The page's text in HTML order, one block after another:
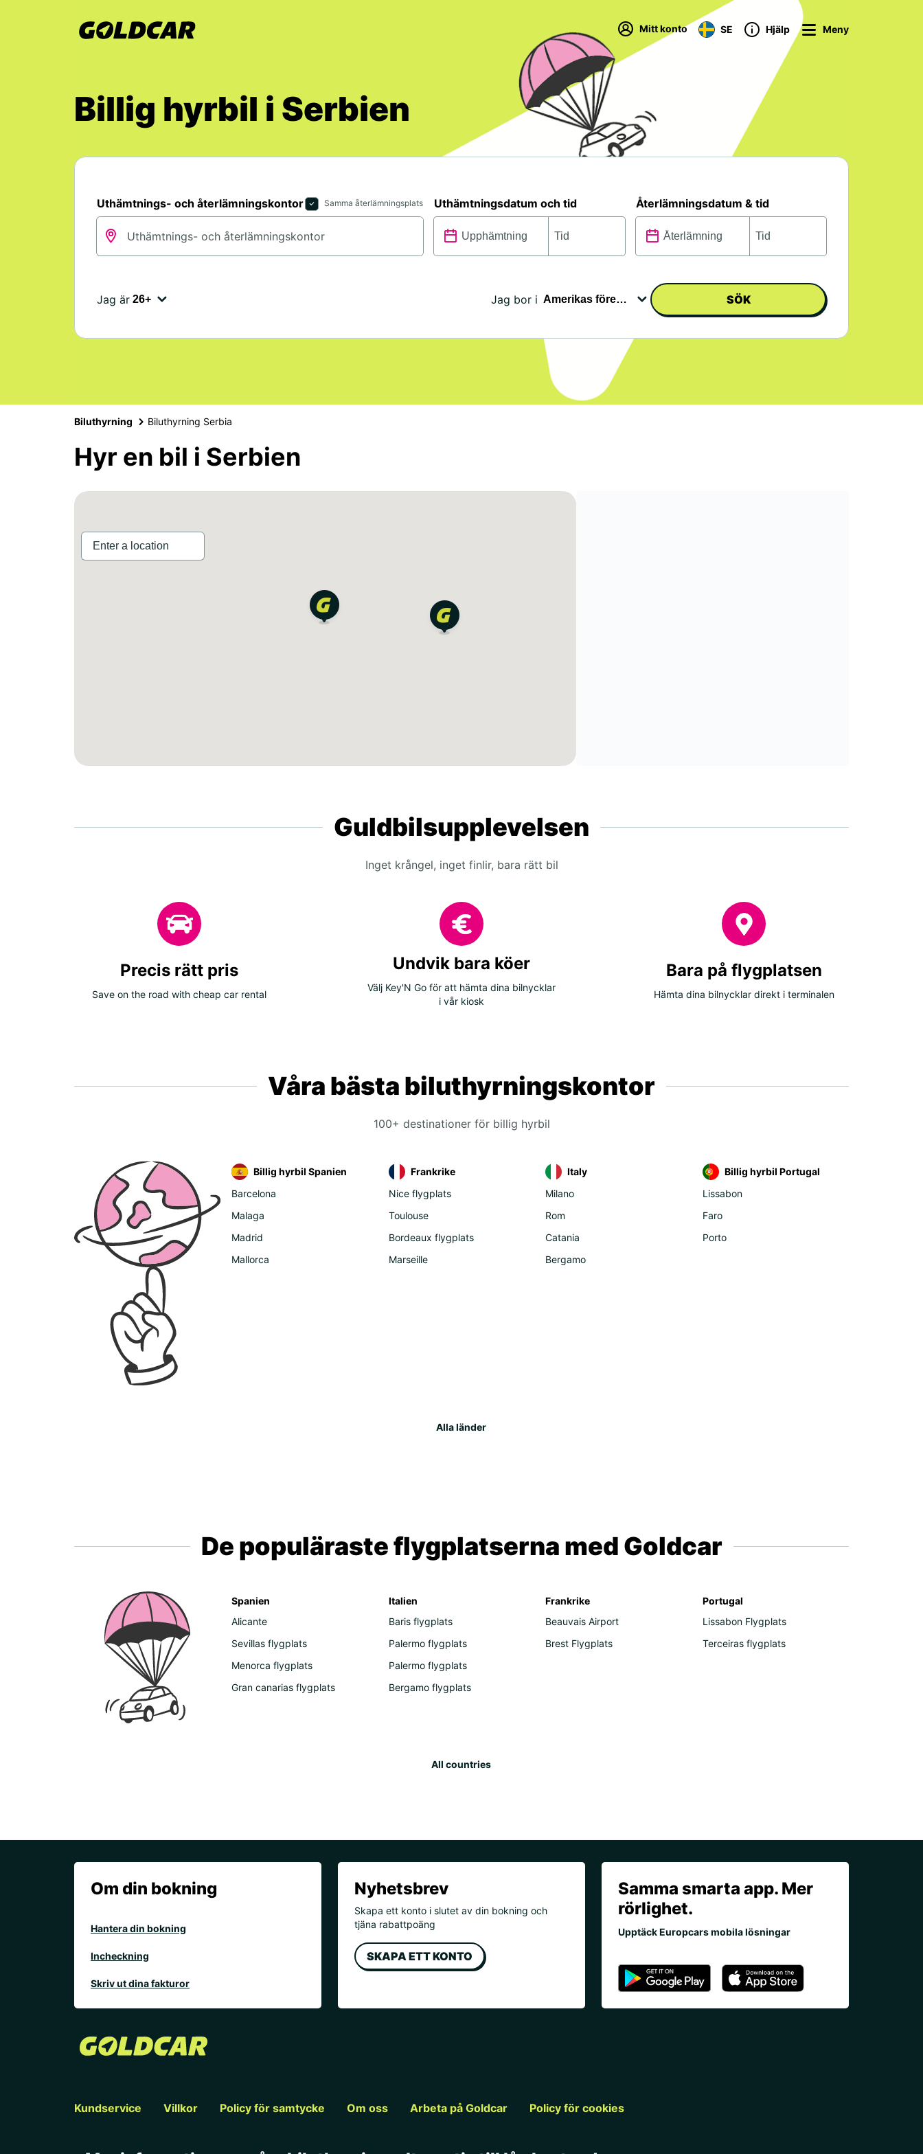
Mitt konto SE Hjälp Meny
Billig hyrbil i Serbien
Uthämtnings- och återlämningskontor Samma återlämningsplats Uthämtningsdatum och tid Återlämningsdatum & tid
Jag är Jag bor i SÖK
Biluthyrning Biluthyrning Serbia
Hyr en bil i Serbien
Guldbilsupplevelsen
Inget krångel, inget finlir, bara rätt bil
Precis rätt pris
Save on the road with cheap car rental
Undvik bara köer
Välj Key'N Go för att hämta dina bilnycklar
i vår kiosk
Bara på flygplatsen
Hämta dina bilnycklar direkt i terminalen
Våra bästa biluthyrningskontor
100+ destinationer för billig hyrbil
Billig hyrbil Spanien
Barcelona
Malaga
Madrid
Mallorca
Frankrike
Nice flygplats
Toulouse
Bordeaux flygplats
Marseille
Italy
Milano
Rom
Catania
Bergamo
Billig hyrbil Portugal
Lissabon
Faro
Porto
Alla länder
De populäraste flygplatserna med Goldcar
Spanien
Alicante
Sevillas flygplats
Menorca flygplats
Gran canarias flygplats
Italien
Baris flygplats
Palermo flygplats
Palermo flygplats
Bergamo flygplats
Frankrike
Beauvais Airport
Brest Flygplats
Portugal
Lissabon Flygplats
Terceiras flygplats
All countries
Om din bokning
Hantera din bokning
Incheckning
Skriv ut dina fakturor
Nyhetsbrev
Skapa ett konto i slutet av din bokning och
tjäna rabattpoäng
SKAPA ETT KONTO
Samma smarta app. Mer
rörlighet.
Upptäck Europcars mobila lösningar
Kundservice Villkor Policy för samtycke Om oss Arbeta på Goldcar Policy för cookies